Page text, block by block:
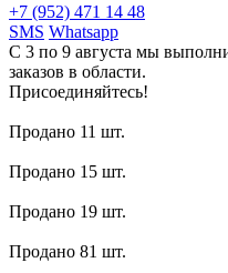
+7 (952) 471 14 48
SMS Whatsapp
С 3 по 9 августа мы
заказов в области.
Присоединяйтесь!
Продано 11 шт.
Продано 15 шт.
Продано 19 шт.
Продано 81 шт.